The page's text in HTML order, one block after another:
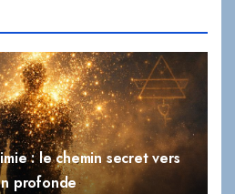
: le chemin secret vers
profonde